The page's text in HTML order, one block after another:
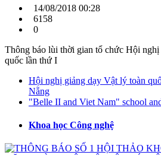
14/08/2018 00:28
6158
0
Thông báo lùi thời gian tổ chức Hội
quốc lần thứ I
Hội nghị giảng dạy Vật lý toàn
Nẵng
"Belle II and Viet Nam" school
Khoa học Công nghệ